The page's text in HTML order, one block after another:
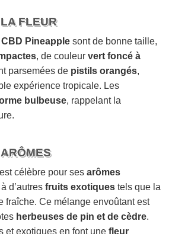
FLEUR
Pineapple sont de bonne taille,
, de couleur vert foncé à
parsemées de pistils orangés,
expérience tropicale. Les
bulbeuse, rappelant la
est célèbre pour ses arômes
d’autres fruits exotiques tels que la
fraîche. Ce mélange envoûtant est
herbeuses de pin et de cèdre.
et exotiques en font une fleur